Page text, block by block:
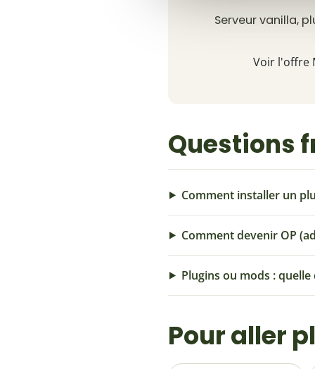
Serveur vanilla,
Voir l'offre
Questions
Comment installer un
Comment devenir OP
Plugins ou mods :
Pour aller